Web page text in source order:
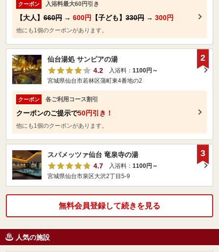
クーポン 入浴料最大60円引き
【大人】 660円 → 600円 【子ども】 330円 → 300円
他にも1個のクーポンがあります。
仙台湯処 サンピアの湯
4.2
入浴料： 1100円～
宮城県仙台市若林区蒲町東4番地の2
クーポン 各ご利用コース割引
クーポンのご提示で50円引き！
他にも1個のクーポンがあります。
2
スパメッツァ仙台 竜泉寺の湯
4.7
入浴料： 1100円～
宮城県仙台市泉区大沢2丁目5-9
3
無料会員登録して続きを見る
人気の施設